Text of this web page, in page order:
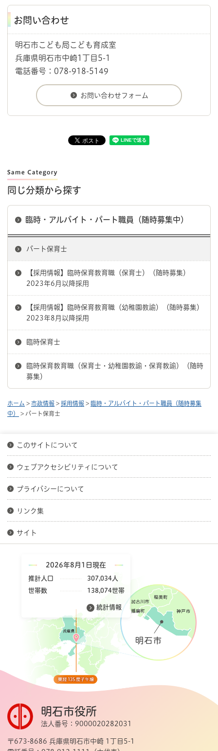
お問い合わせ
明石市こども局こども育成室
兵庫県明石市中崎1丁目5-1
電話番号：078-918-5149
同じ分類から探す
臨時・アルバイト・パート職員（随時募集中）
パート保育士
【採用情報】臨時保育教育職（保育士）（随時募集）
2023年6月以降採用
【採用情報】臨時保育教育職（幼稚園教諭）（随時募集）
2023年8月以降採用
臨時保育士
臨時保育教育職（保育士・幼稚園教諭・保育教諭）（随時
募集）
ホーム > 市政情報 > 採用情報 > 臨時・アルバイト・パート職員（随時募集
中）
> パート保育士
このサイトについて
ウェブアクセシビリティについて
プライバシーについて
リンク集
サイト
2026年8月1日現在
推計人口
307,034人
世帯数
138,074世帯
統計情報
明石市役所
法人番号：9000020282031
〒673-8686 兵庫県明石市中崎 1丁目5-1